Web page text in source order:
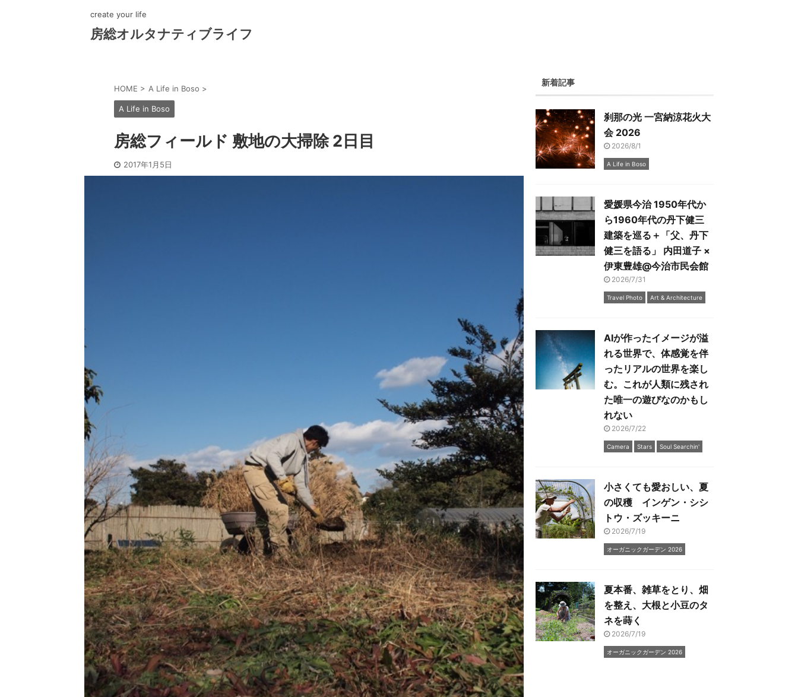
create your life
房総オルタナティブライフ
HOME > A Life in Boso >
A Life in Boso
房総フィールド 敷地の大掃除 2日目
2017年1月5日
新着記事
刹那の光 一宮納涼花火大
会 2026
2026/8/1
A Life in Boso
愛媛県今治 1950年代か
ら1960年代の丹下健三
建築を巡る＋「父、丹下
健三を語る」 内田道子 ×
伊東豊雄@今治市民会館
2026/7/31
Travel Photo Art & Architecture
AIが作ったイメージが溢
れる世界で、体感覚を伴
ったリアルの世界を楽し
む。これが人類に残され
た唯一の遊びなのかもし
れない
2026/7/22
Camera Stars Soul Searchin'
小さくても愛おしい、夏
の収穫 インゲン・シシ
トウ・ズッキーニ
2026/7/19
オーガニックガーデン 2026
夏本番、雑草をとり、畑
を整え、大根と小豆のタ
ネを蒔く
2026/7/19
オーガニックガーデン 2026